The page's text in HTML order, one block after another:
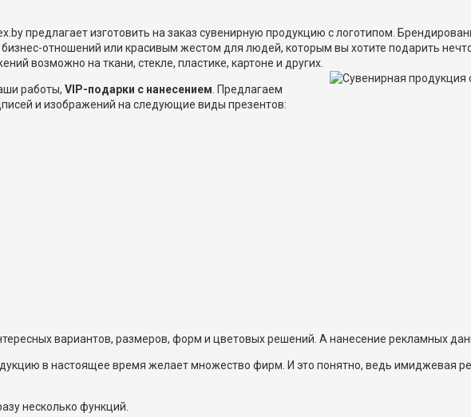
предлагает изготовить на заказ сувенирную продукцию с логотипом.
отношений или красивым жестом для людей, которым вы хотите подарить
возможно на ткани, стекле, пластике, картоне и других.
работы, VIP-подарки с нанесением . Предлагаем
и изображений на следующие виды презентов:
вариантов, размеров, форм и цветовых решений. А нанесение рекламных
в настоящее время желает множество фирм. И это понятно, ведь имиджевая
несколько функций.